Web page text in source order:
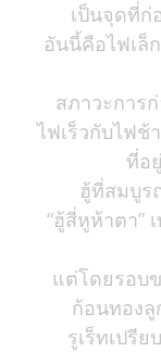
เป็นจุดที่ก่
อันนี้คือไฟเล็
สภาวะการ
ไฟเร็วกับไฟช้
ที่อ
ฮู้ที่สมบูร
“ฮู้สี่หูห้าตา”
แต่โดยรอบ
ก้อนทองลู
รูเร็ทเปรี